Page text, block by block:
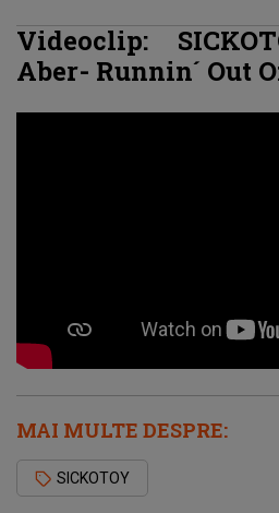
Videoclip:
Aber- Runnin´ Out
MAI MULTE DESPRE:
SICKOTOY